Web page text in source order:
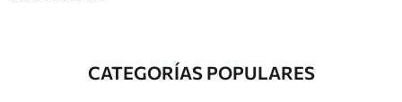
CATEGORÍAS POPULARES